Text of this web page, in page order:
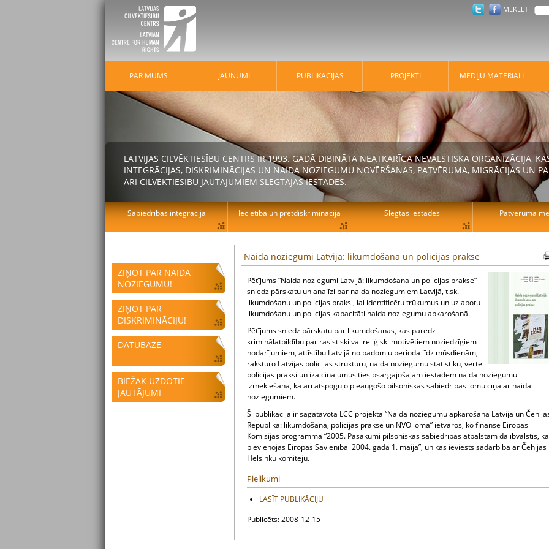
ZIŅOT PAR NAIDA
NOZIEGUMU!
ZIŅOT PAR
DISKRIMINĀCIJU!
DATUBĀZE
BIEŽĀK UZDOTIE
JAUTĀJUMI
Naida noziegumi Latvijā: likumdošana un policijas prakse
Pētījums “Naida noziegumi Latvijā: likumdošana un policijas prakse”
sniedz pārskatu un analīzi par naida noziegumiem Latvijā, t.sk.
likumdošanu un policijas praksi, lai identificētu trūkumus un uzlabotu
likumdošanu un policijas kapacitāti naida noziegumu apkarošanā.
Pētījums sniedz pārskatu par likumdošanas, kas paredz
kriminālatbildību par rasistiski vai reliģiski motivētiem noziedzīgiem
nodarījumiem, attīstību Latvijā no padomju perioda līdz mūsdienām,
raksturo Latvijas policijas struktūru, naida noziegumu statistiku, vērtē
policijas praksi un izaicinājumus tiesībsargājošajām iestādēm naida noziegumu
izmeklēšanā, kā arī atspoguļo pieaugošo pilsoniskās sabiedrības lomu cīņā ar naida
noziegumiem.
Šī publikācija ir sagatavota LCC projekta “Naida noziegumu apkarošana Latvijā un
Republikā: likumdošana, policijas prakse un NVO loma” ietvaros, ko finansē Eiropas
Komisijas programma “2005. Pasākumi pilsoniskās sabiedrības atbalstam dalībvalstīs,
pievienojās Eiropas Savienībai 2004. gada 1. maijā”, un kas ieviests sadarbībā ar Čehijas
Helsinku komiteju.
Pielikumi
LASĪT PUBLIKĀCIJU
Publicēts: 2008-12-15
MEKLĒT
PAR MUMS JAUNUMI PUBLIKĀCIJAS PROJEKTI MEDIJU MATERIĀLI
LATVIJAS CILVĒKTIESĪBU CENTRS IR 1993. GADĀ DIBINĀTA NEATKARĪGA NEVALSTISKA ORGANIZĀCIJA,
INTEGRĀCIJAS, DISKRIMINĀCIJAS UN NAIDA NOZIEGUMU NOVĒRŠANAS, PATVĒRUMA, MIGRĀCIJAS UN
ARĪ CILVĒKTIESĪBU JAUTĀJUMIEM SLĒGTAJĀS IESTĀDĒS.
Sabiedrības integrācija Iecietība un pretdiskriminācija Slēgtās iestādes Patvēruma